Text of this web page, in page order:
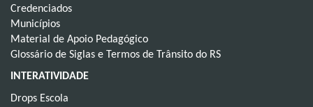
Credenciados
Municípios
Material de Apoio Pedagógico
Glossário de Siglas e Termos de Trânsito do RS
INTERATIVIDADE
Drops Escola